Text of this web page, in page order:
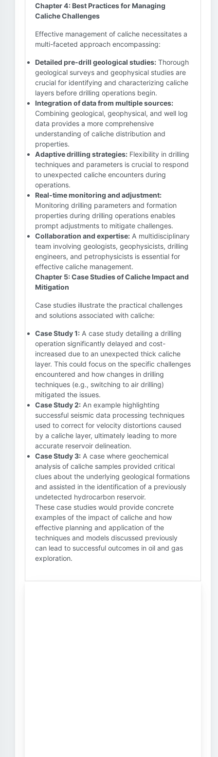
Chapter 4: Best Practices for Managing
Caliche Challenges
Effective management of caliche necessitates a
multi-faceted approach encompassing:
Detailed pre-drill geological studies: Thorough
geological surveys and geophysical studies are
crucial for identifying and characterizing caliche
layers before drilling operations begin.
Integration of data from multiple sources:
Combining geological, geophysical, and well log
data provides a more comprehensive
understanding of caliche distribution and
properties.
Adaptive drilling strategies: Flexibility in drilling
techniques and parameters is crucial to respond
to unexpected caliche encounters during
operations.
Real-time monitoring and adjustment:
Monitoring drilling parameters and formation
properties during drilling operations enables
prompt adjustments to mitigate challenges.
Collaboration and expertise: A multidisciplinary
team involving geologists, geophysicists, drilling
engineers, and petrophysicists is essential for
effective caliche management.
Chapter 5: Case Studies of Caliche Impact and
Mitigation
Case studies illustrate the practical challenges
and solutions associated with caliche:
Case Study 1: A case study detailing a drilling
operation significantly delayed and cost-
increased due to an unexpected thick caliche
layer. This could focus on the specific challenges
encountered and how changes in drilling
techniques (e.g., switching to air drilling)
mitigated the issues.
Case Study 2: An example highlighting
successful seismic data processing techniques
used to correct for velocity distortions caused
by a caliche layer, ultimately leading to more
accurate reservoir delineation.
Case Study 3: A case where geochemical
analysis of caliche samples provided critical
clues about the underlying geological formations
and assisted in the identification of a previously
undetected hydrocarbon reservoir.
These case studies would provide concrete
examples of the impact of caliche and how
effective planning and application of the
techniques and models discussed previously
can lead to successful outcomes in oil and gas
exploration.